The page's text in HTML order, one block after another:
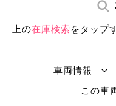
上の在庫検索をタップ
車両情報
この車